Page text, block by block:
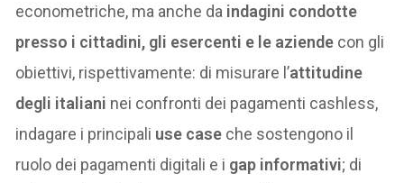
econometriche, ma anche da indagini condotte
presso i cittadini, gli esercenti e le aziende con gli
obiettivi, rispettivamente: di misurare l’attitudine
degli italiani nei confronti dei pagamenti cashless,
indagare i principali use case che sostengono il
ruolo dei pagamenti digitali e i gap informativi; di